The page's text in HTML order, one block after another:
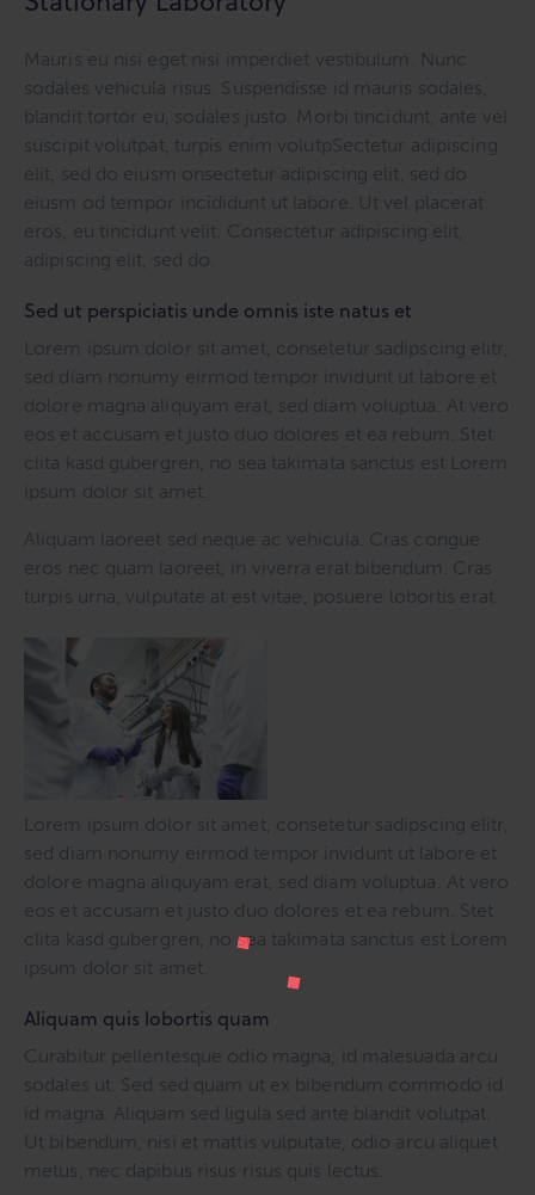
Mauris eu nisi eget nisi imperdiet vestibulum. Nunc
sodales vehicula risus. Suspendisse id mauris sodales,
blandit tortor eu, sodales justo. Morbi tincidunt, ante vel
suscipit volutpat, turpis enim volutpSectetur adipiscing
elit, sed do eiusm onsectetur adipiscing elit, sed do
eiusm od tempor incididunt ut labore. Ut vel placerat
eros, eu tincidunt velit. Consectetur adipiscing elit,
adipiscing elit, sed do.
Sed ut perspiciatis unde omnis iste natus et
Lorem ipsum dolor sit amet, consetetur sadipscing elitr,
sed diam nonumy eirmod tempor invidunt ut labore et
dolore magna aliquyam erat, sed diam voluptua. At vero
eos et accusam et justo duo dolores et ea rebum. Stet
clita kasd gubergren, no sea takimata sanctus est Lorem
ipsum dolor sit amet.
Aliquam laoreet sed neque ac vehicula. Cras congue
eros nec quam laoreet, in viverra erat bibendum. Cras
turpis urna, vulputate at est vitae, posuere lobortis erat.
Lorem ipsum dolor sit amet, consetetur sadipscing elitr,
sed diam nonumy eirmod tempor invidunt ut labore et
dolore magna aliquyam erat, sed diam voluptua. At vero
eos et accusam et justo duo dolores et ea rebum. Stet
clita kasd gubergren, no sea takimata sanctus est Lorem
ipsum dolor sit amet.
Aliquam quis lobortis quam
Curabitur pellentesque odio magna, id malesuada arcu
sodales ut. Sed sed quam ut ex bibendum commodo id
id magna. Aliquam sed ligula sed ante blandit volutpat.
Ut bibendum, nisi et mattis vulputate, odio arcu aliquet
metus, nec dapibus risus risus quis lectus.